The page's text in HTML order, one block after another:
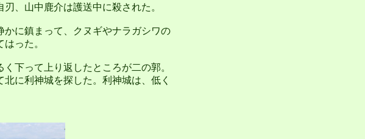
、山中鹿介は護送中に殺された。
に鎮まって、クヌギやナラガシワの
った。
下って上り返したところが二の郭。
に利神城を探した。利神城は、低く